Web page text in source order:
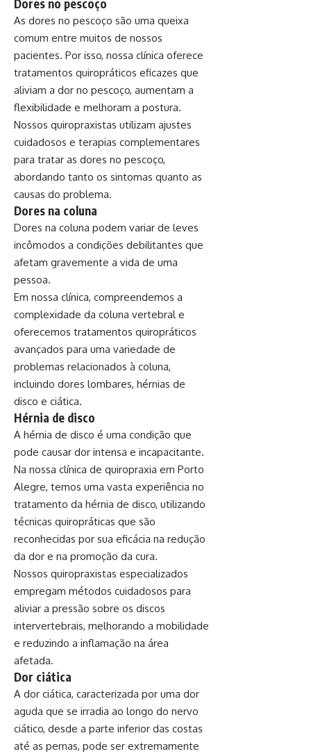
Dores no pescoço
As dores no pescoço são uma queixa
comum entre muitos de nossos
pacientes. Por isso, nossa clínica oferece
tratamentos quiropráticos eficazes que
aliviam a dor no pescoço, aumentam a
flexibilidade e melhoram a postura.
Nossos quiropraxistas utilizam ajustes
cuidadosos e terapias complementares
para tratar as dores no pescoço,
abordando tanto os sintomas quanto as
causas do problema.
Dores na coluna
Dores na coluna podem variar de leves
incômodos a condições debilitantes que
afetam gravemente a vida de uma
pessoa.
Em nossa clínica, compreendemos a
complexidade da coluna vertebral e
oferecemos tratamentos quiropráticos
avançados para uma variedade de
problemas relacionados à coluna,
incluindo dores lombares, hérnias de
disco e ciática.
Hérnia de disco
A hérnia de disco é uma condição que
pode causar dor intensa e incapacitante.
Na nossa clínica de quiropraxia em Porto
Alegre, temos uma vasta experiência no
tratamento da hérnia de disco, utilizando
técnicas quiropráticas que são
reconhecidas por sua eficácia na redução
da dor e na promoção da cura.
Nossos quiropraxistas especializados
empregam métodos cuidadosos para
aliviar a pressão sobre os discos
intervertebrais, melhorando a mobilidade
e reduzindo a inflamação na área
afetada.
Dor ciática
A dor ciática, caracterizada por uma dor
aguda que se irradia ao longo do nervo
ciático, desde a parte inferior das costas
até as pernas, pode ser extremamente